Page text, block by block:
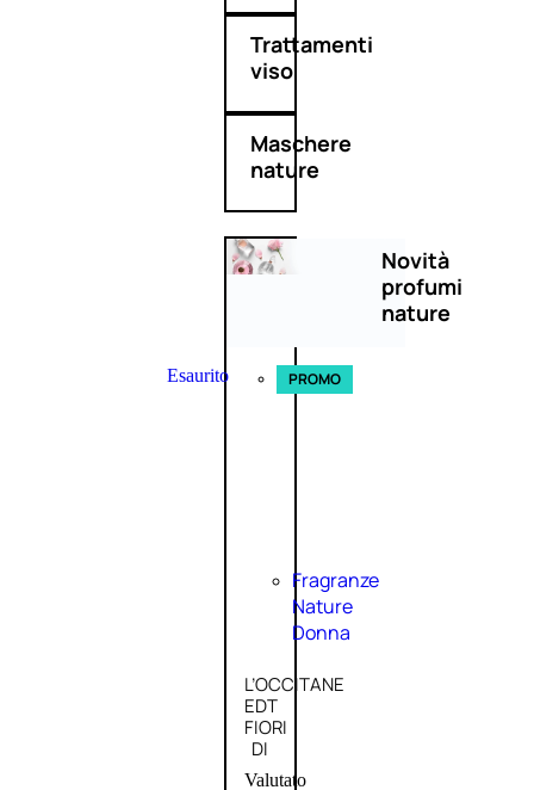
Trattamenti
viso
Maschere
nature
Novità
profumi
nature
Esaurito PROMO
Fragranze
Nature
Donna
L’OCCITANE
EDT
FIORI
DI
Valutato